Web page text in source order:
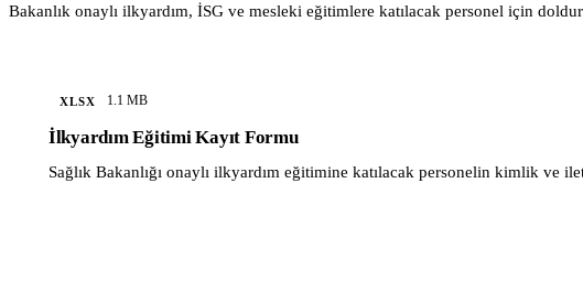
Bakanlık onaylı ilkyardım, İSG ve mesleki eğitimlere katılacak personel için
XLSX 1.1 MB
İlkyardım Eğitimi Kayıt Formu
Sağlık Bakanlığı onaylı ilkyardım eğitimine katılacak personelin kimlik